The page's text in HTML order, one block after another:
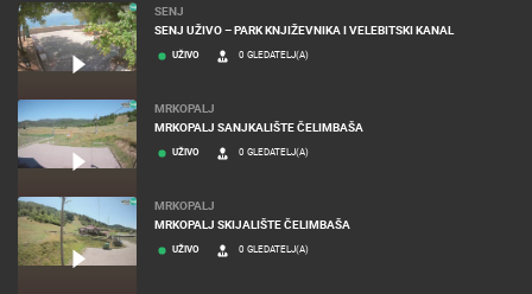
SENJ
SENJ UŽIVO – PARK KNJIŽEVNIKA I VELEBITSKI KANAL
UŽIVO 0 GLEDATELJ(A)
MRKOPALJ
MRKOPALJ SANJKALIŠTE ČELIMBAŠA
UŽIVO 0 GLEDATELJ(A)
MRKOPALJ
MRKOPALJ SKIJALIŠTE ČELIMBAŠA
UŽIVO 0 GLEDATELJ(A)